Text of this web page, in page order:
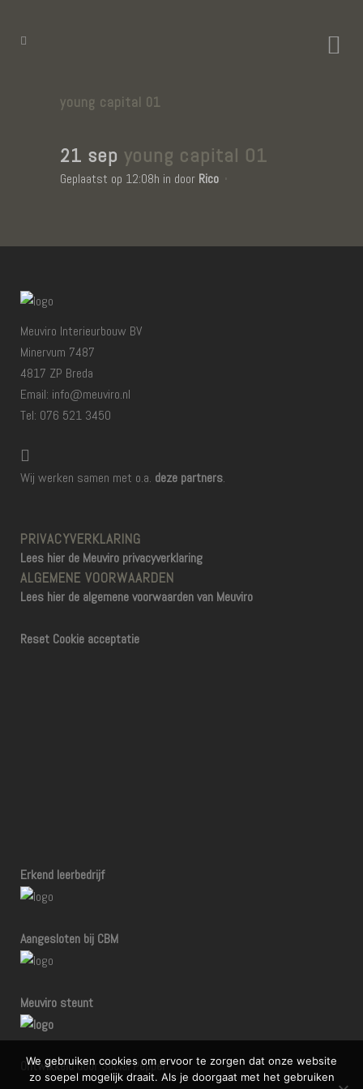
young capital 01
21 sep young capital 01
Geplaatst op 12:08h in door Rico
Meuviro Interieurbouw BV
Minervum 7487
4817 ZP Breda
Email: info@meuviro.nl
Tel: 076 521 3450
Wij werken samen met o.a. deze partners.
PRIVACYVERKLARING
Lees hier de Meuviro privacyverklaring
ALGEMENE VOORWAARDEN
Lees hier de algemene voorwaarden van Meuviro
Reset Cookie acceptatie
Erkend leerbedrijf
Aangesloten bij CBM
Meuviro steunt
Ontwikkeld door Social Pepper
We gebruiken cookies om ervoor te zorgen dat onze website
zo soepel mogelijk draait. Als je doorgaat met het gebruiken